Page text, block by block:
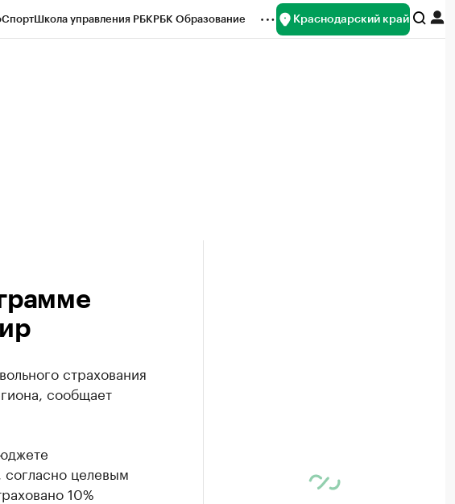
СпортШкола управления РБКРБК Образование Краснодарский край
страхования
сообщает
целевым
10%